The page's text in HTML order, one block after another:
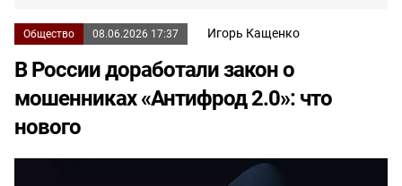
Общество 08.06.2026 17:37 Игорь Кащенко
В России доработали закон о
мошенниках «Антифрод 2.0»: что
нового